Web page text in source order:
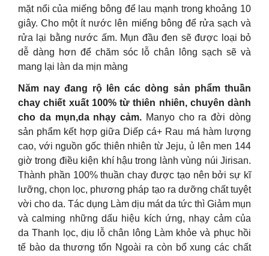
mặt nổi của miếng bông để lau mạnh trong khoảng 10
giây. Cho một ít nước lên miếng bông để rửa sạch và
rửa lại bằng nước ấm. Mụn đầu đen sẽ được loại bỏ
dễ dàng hơn để chăm sóc lỗ chân lông sạch sẽ và
mang lại làn da mịn màng
Năm nay đang rộ lên các dòng sản phẩm thuần
chay chiết xuất 100% từ thiên nhiên, chuyên dành
cho da mụn,da nhạy cảm. Manyo cho ra đời dòng
sản phẩm kết hợp giữa Diếp cá+ Rau má hàm lượng
cao, với nguồn gốc thiên nhiên từ Jeju, ủ lên men 144
giờ trong điều kiện khí hậu trong lành vùng núi Jirisan.
Thành phần 100% thuần chay được tạo nên bởi sự kĩ
lưỡng, chọn lọc, phương pháp tạo ra dưỡng chất tuyệt
vời cho da. Tác dụng Làm dịu mát da tức thì Giảm mụn
và calming những dấu hiệu kích ứng, nhạy cảm của
da Thanh lọc, dịu lỗ chân lông Làm khỏe và phục hồi
tế bào da thương tổn Ngoài ra còn bổ xung các chất